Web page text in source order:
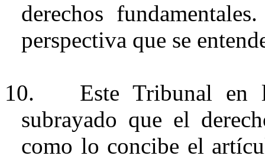
derechos
perspectiva que se
10.
Este Tribunal en
subrayado que el
como lo concibe el